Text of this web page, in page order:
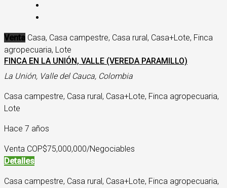
Venta Casa, Casa campestre, Casa rural, Casa+Lote, Finca
agropecuaria, Lote
FINCA EN LA UNIÓN, VALLE (VEREDA PARAMILLO)
La Unión, Valle del Cauca, Colombia
Casa campestre, Casa rural, Casa+Lote, Finca agropecuaria,
Lote
Hace 7 años
Venta COP$75,000,000/Negociables
Detalles
Casa campestre, Casa rural, Casa+Lote, Finca agropecuaria,